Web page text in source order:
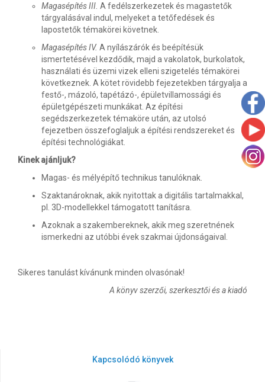
Magasépítés III. A fedélszerkezetek és magastetők
tárgyalásával indul, melyeket a tetőfedések és
lapostetők témakörei követnek.
Magasépítés IV. A nyílászárók és beépítésük
ismertetésével kezdődik, majd a vakolatok, burkolatok,
használati és üzemi vizek elleni szigetelés témakörei
következnek. A kötet rövidebb fejezetekben tárgyalja a
festő-, mázoló, tapétázó-, épületvillamossági és
épületgépészeti munkákat. Az építési
segédszerkezetek témaköre után, az utolsó
fejezetben összefoglaljuk a építési rendszereket és
építési technológiákat.
Kinek ajánljuk?
Magas- és mélyépítő technikus tanulóknak.
Szaktanároknak, akik nyitottak a digitális tartalmakkal,
pl. 3D-modellekkel támogatott tanításra.
Azoknak a szakembereknek, akik meg szeretnének
ismerkedni az utóbbi évek szakmai újdonságaival.
Sikeres tanulást kívánunk minden olvasónak!
A könyv szerzői, szerkesztői és a kiadó
Kapcsolódó könyvek